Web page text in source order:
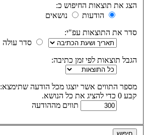
הצג את תוצאות החיפוש כ:
הודעות
נושאים
סדר את התוצאות עפ"י:
סדר עולה
הגבל תוצאות לפי זמן כתיבה:
מספר התווים אשר יוצגו מכל הודעה שתימצא:
קבע 0 כדי להציג את כל הנושא.
תווים מההודעה